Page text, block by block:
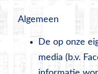
Algemeen
De op onze
media (b.v.